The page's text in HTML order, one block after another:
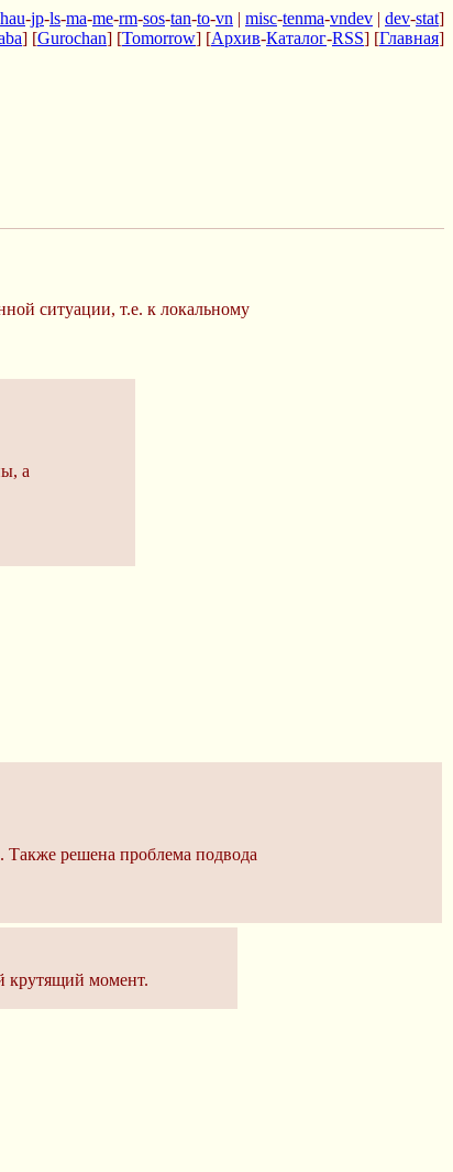
hau-jp-ls-ma-me-rm-sos-tan-to-vn | misc-tenma-vndev | dev-stat]
] [Gurochan] [Tomorrow] [Архив-Каталог-RSS] [Главная]
ситуации, т.е. к локальному
а
Также решена проблема подвода
крутящий момент.